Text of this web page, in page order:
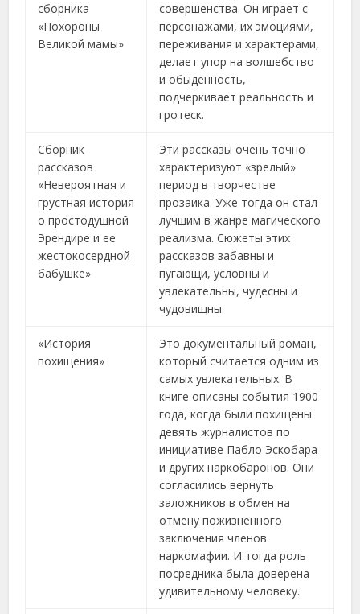
сборника
«Похороны
Великой мамы»
совершенства. Он играет с
персонажами, их эмоциями,
переживания и характерами,
делает упор на волшебство
и обыденность,
подчеркивает реальность и
гротеск.
Сборник
рассказов
«Невероятная и
грустная история
о простодушной
Эрендире и ее
жестокосердной
бабушке»
Эти рассказы очень точно
характеризуют «зрелый»
период в творчестве
прозаика. Уже тогда он стал
лучшим в жанре магического
реализма. Сюжеты этих
рассказов забавны и
пугающи, условны и
увлекательны, чудесны и
чудовищны.
«История
похищения»
Это документальный роман,
который считается одним из
самых увлекательных. В
книге описаны события 1900
года, когда были похищены
девять журналистов по
инициативе Пабло Эскобара
и других наркобаронов. Они
согласились вернуть
заложников в обмен на
отмену пожизненного
заключения членов
наркомафии. И тогда роль
посредника была доверена
удивительному человеку.